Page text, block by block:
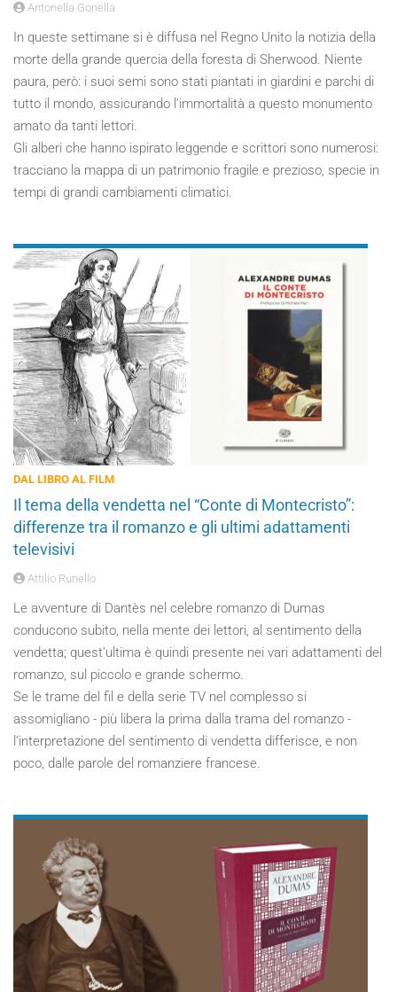
Antonella Gonella
In queste settimane si è diffusa nel Regno Unito la notizia della
morte della grande quercia della foresta di Sherwood. Niente
paura, però: i suoi semi sono stati piantati in giardini e parchi di
tutto il mondo, assicurando l’immortalità a questo monumento
amato da tanti lettori.
Gli alberi che hanno ispirato leggende e scrittori sono numerosi:
tracciano la mappa di un patrimonio fragile e prezioso, specie in
tempi di grandi cambiamenti climatici.
DAL LIBRO AL FILM
Il tema della vendetta nel “Conte di Montecristo”:
differenze tra il romanzo e gli ultimi adattamenti
televisivi
Attilio Runello
Le avventure di Dantès nel celebre romanzo di Dumas
conducono subito, nella mente dei lettori, al sentimento della
vendetta; quest’ultima è quindi presente nei vari adattamenti del
romanzo, sul piccolo e grande schermo.
Se le trame del fil e della serie TV nel complesso si
assomigliano - più libera la prima dalla trama del romanzo -
l’interpretazione del sentimento di vendetta differisce, e non
poco, dalle parole del romanziere francese.